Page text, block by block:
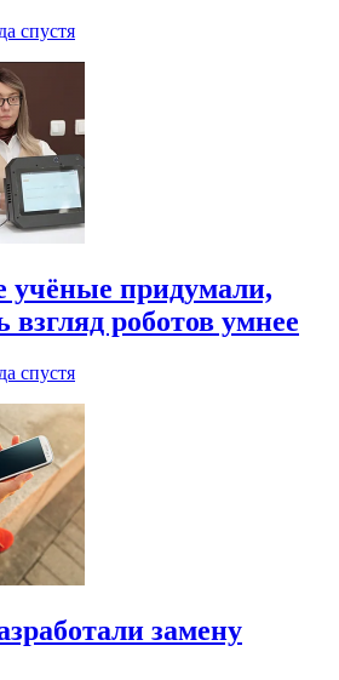
спустя
учёные придумали,
взгляд роботов умнее
спустя
замену